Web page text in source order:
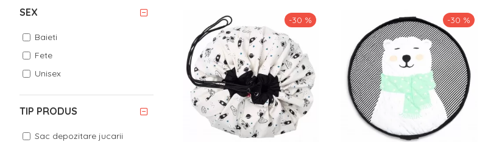
SEX
Baieti
Fete
Unisex
TIP PRODUS
Sac depozitare jucarii
-30 % -30 %